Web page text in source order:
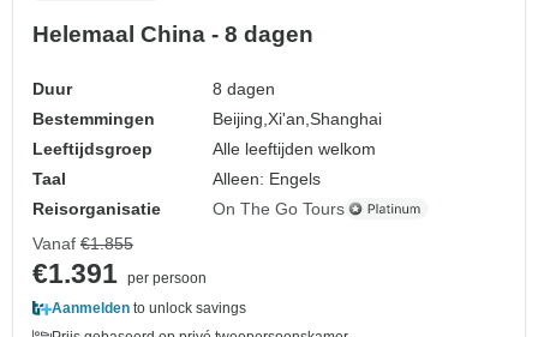
Helemaal China - 8 dagen
Duur
8 dagen
Bestemmingen
Beijing,Xi'an,Shanghai
Leeftijdsgroep
Alle leeftijden welkom
Taal
Alleen: Engels
Reisorganisatie
On The Go Tours
Vanaf €1.855
€1.391 per persoon
Aanmelden to unlock savings